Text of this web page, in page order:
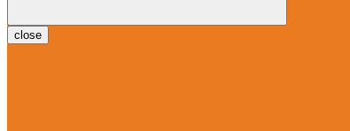
close